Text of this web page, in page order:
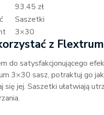
93.45 zł
Saszetki
3×30
z
do satysfakcjonującego
3×30 sasz, potraktuj go
się jej. Saszetki ułatwiają